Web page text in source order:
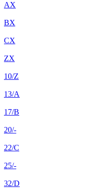
AX
BX
CX
ZX
10/Z
13/A
17/B
20/-
22/C
25/-
32/D